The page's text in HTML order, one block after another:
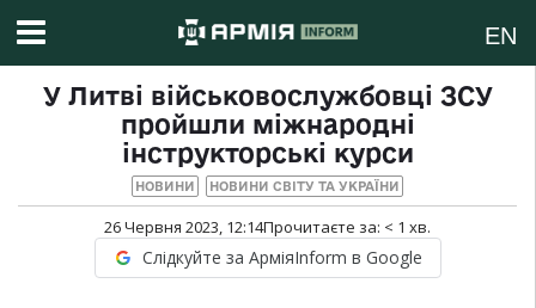
EN
У Литві військовослужбовці ЗСУ
пройшли міжнародні
інструкторські курси
НОВИНИ НОВИНИ СВІТУ ТА УКРАЇНИ
26 Червня 2023, 12:14Прочитаєте за: < 1 хв.
Слідкуйте за АрміяInform в Google